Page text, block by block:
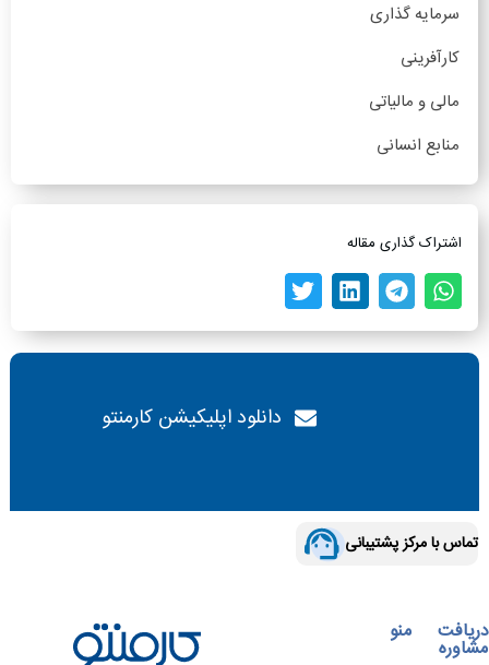
سرمایه گذاری
کارآفرینی
مالی و مالیاتی
منابع انسانی
اشتراک گذاری مقاله
دانلود اپلیکیشن کارمنتو
تماس با مرکز پشتیبانی
دریافت
مشاوره
منو